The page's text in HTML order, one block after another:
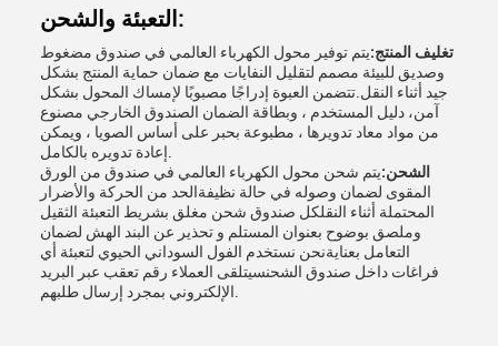
التعبئة والشحن:
تغليف المنتج:يتم توفير محول الكهرباء العالمي في صندوق مضغوط
وصديق للبيئة مصمم لتقليل النفايات مع ضمان حماية المنتج بشكل
جيد أثناء النقل.تتضمن العبوة إدراجًا مصبوبًا لإمساك المحول بشكل
آمن، دليل المستخدم ، وبطاقة الضمان الصندوق الخارجي مصنوع
من مواد معاد تدويرها ، مطبوعة بحبر على أساس الصويا ، ويمكن
الشحن:يتم شحن محول الكهرباء العالمي في صندوق من الورق
المقوى لضمان وصوله في حالة نظيفةالحد من الحركة والأضرار
المحتملة أثناء النقلكل صندوق شحن مغلق بشريط التعبئة الثقيل
وملصق بوضوح بعنوان المستلم و تحذير عن البند الهش لضمان
التعامل بعنايةنحن نستخدم الفول السوداني الحيوي لتعبئة أي
فراغات داخل صندوق الشحنسيتلقى العملاء رقم تعقب عبر البريد